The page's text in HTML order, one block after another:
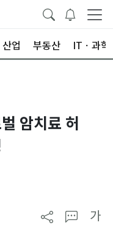
산업 부동산 ITㆍ과학
암치료 허
가